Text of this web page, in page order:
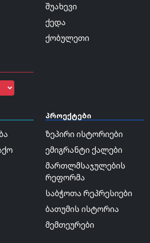
შუახევი
ქედა
ქობულეთი
პროექტები
ზეპირი ისტორიები
ემიგრანტი ქალები
მართლმსაჯულების
რეფორმა
საბჭოთა რეპრესიები
ბათუმის ისტორია
მემთეურები